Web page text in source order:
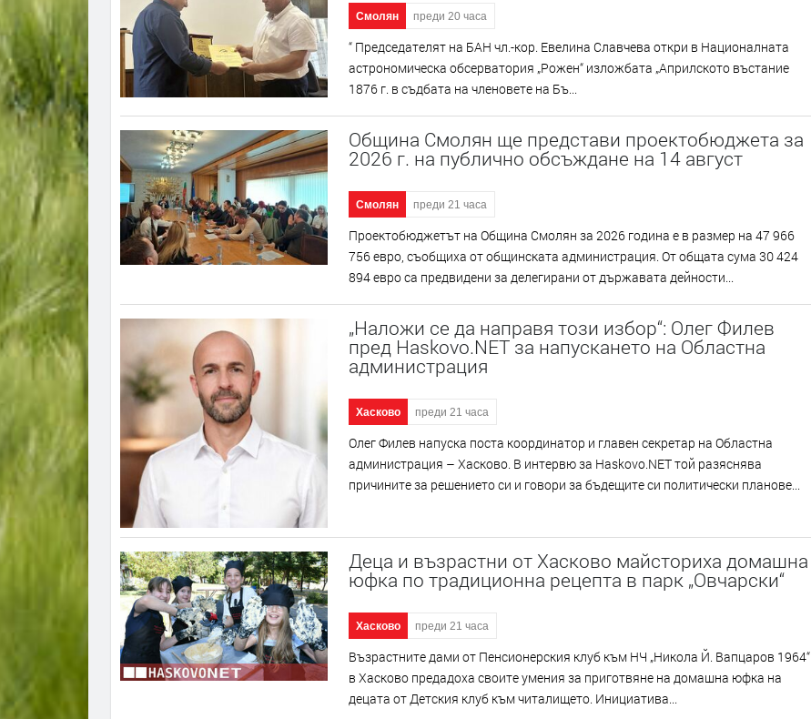
Смолян преди 20 часа
“ Председателят на БАН чл.-кор. Евелина Славчева откри в Националната
астрономическа обсерватория „Рожен“ изложбата „Априлското въстание
1876 г. в съдбата на членовете на Бъ...
Община Смолян ще представи проектобюджета за
2026 г. на публично обсъждане на 14 август
Смолян преди 21 часа
Проектобюджетът на Община Смолян за 2026 година е в размер на 47 966
756 евро, съобщиха от общинската администрация. От общата сума 30 424
894 евро са предвидени за делегирани от държавата дейности...
„Наложи се да направя този избор“: Олег Филев
пред Haskovo.NET за напускането на Областна
администрация
Хасково преди 21 часа
Олег Филев напуска поста координатор и главен секретар на Областна
администрация – Хасково. В интервю за Haskovo.NET той разяснява
причините за решението си и говори за бъдещите си политически планове...
Деца и възрастни от Хасково майсториха домашна
юфка по традиционна рецепта в парк „Овчарски“
Хасково преди 21 часа
Възрастните дами от Пенсионерския клуб към НЧ „Никола Й. Вапцаров 1964“
в Хасково предадоха своите умения за приготвяне на домашна юфка на
децата от Детския клуб към читалището. Инициатива...